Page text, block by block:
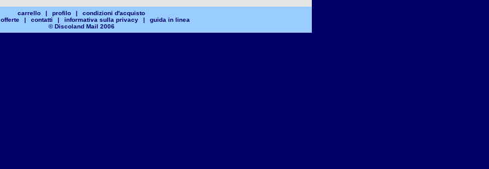
carrello | profilo |
condizioni d'acquisto
offerte | contatti | informativa sulla privacy |
guida in linea
© Discoland Mail 2006